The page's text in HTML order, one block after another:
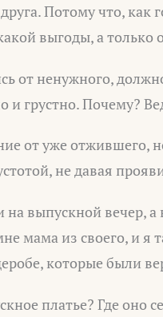
Потому что,
выгоды, а
от ненужного,
и грустно. Почему?
от уже отжившего,
не давая
выпускной вечер,
мама из своего, и я
которые были
платье? Где оно